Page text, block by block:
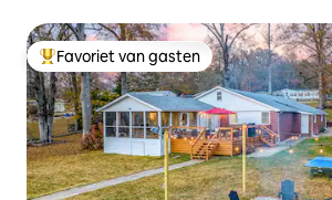
Topfavoriet van gasten
Favoriet van gasten